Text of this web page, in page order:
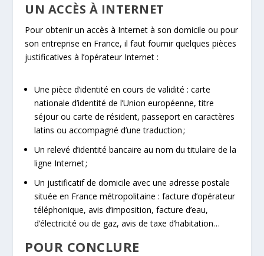
UN ACCÈS À INTERNET
Pour obtenir un accès à Internet à son domicile ou pour
son entreprise en France, il faut fournir quelques pièces
justificatives à l’opérateur Internet :
Une pièce d’identité en cours de validité : carte
nationale d’identité de l’Union européenne, titre
séjour ou carte de résident, passeport en caractères
latins ou accompagné d’une traduction ;
Un relevé d’identité bancaire au nom du titulaire de la
ligne Internet ;
Un justificatif de domicile avec une adresse postale
située en France métropolitaine : facture d’opérateur
téléphonique, avis d’imposition, facture d’eau,
d’électricité ou de gaz, avis de taxe d’habitation…
POUR CONCLURE